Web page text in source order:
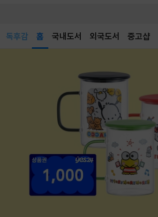
어린이 홈 국내도서 외국도서 중고샵